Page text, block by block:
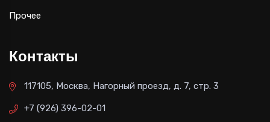
Прочее
Контакты
117105, Москва, Нагорный проезд, д. 7, стр. 3
+7 (926) 396-02-01